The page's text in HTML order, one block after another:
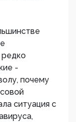
-
почему
ситуация с